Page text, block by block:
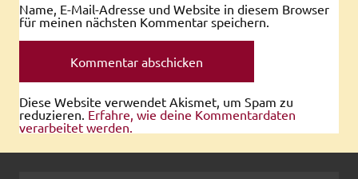
Name, E-Mail-Adresse und Website in diesem Browser
für meinen nächsten Kommentar speichern.
Diese Website verwendet Akismet, um Spam zu
reduzieren. Erfahre, wie deine Kommentardaten
verarbeitet werden.